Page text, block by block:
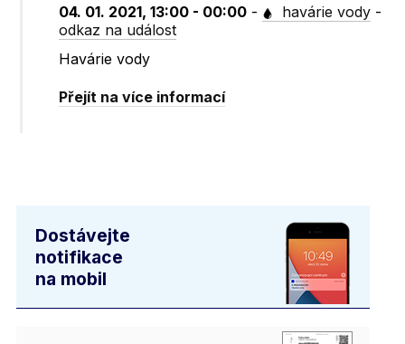
04. 01. 2021, 13:00 - 00:00 - havárie vody -
odkaz na událost
Havárie vody
Přejít na více informací
Dostávejte
notifikace
na mobil